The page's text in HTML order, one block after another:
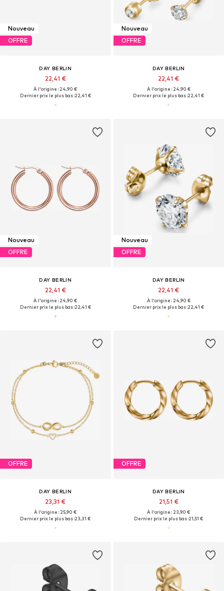
Nouveau
OFFRE
DAY BERLIN
22,41 €
À l'origine : 24,90 €
Dernier prix le plus bas :22,41 €
Nouveau
OFFRE
DAY BERLIN
22,41 €
À l'origine : 24,90 €
Dernier prix le plus bas :22,41 €
Nouveau
OFFRE
DAY BERLIN
22,41 €
À l'origine : 24,90 €
Dernier prix le plus bas :22,41 €
Nouveau
OFFRE
DAY BERLIN
22,41 €
À l'origine : 24,90 €
Dernier prix le plus bas :22,41 €
OFFRE
DAY BERLIN
23,31 €
À l'origine : 25,90 €
Dernier prix le plus bas :23,31 €
OFFRE
DAY BERLIN
21,51 €
À l'origine : 23,90 €
Dernier prix le plus bas :21,51 €